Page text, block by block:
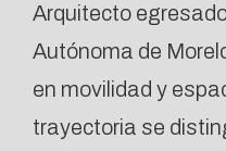
Arquitecto
Autónoma de
en movilidad y
trayectoria se